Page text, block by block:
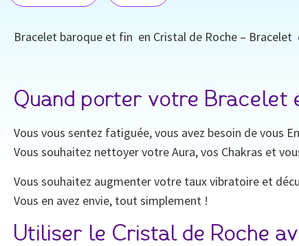
Bracelet baroque et fin en Cristal de Roche –
Quand porter votre Bracelet
Vous vous sentez fatiguée, vous avez besoin de vous
Vous souhaitez nettoyer votre Aura, vos Chakras et
Vous souhaitez augmenter votre taux vibratoire et
Vous en avez envie, tout simplement !
Utiliser le Cristal de Roche